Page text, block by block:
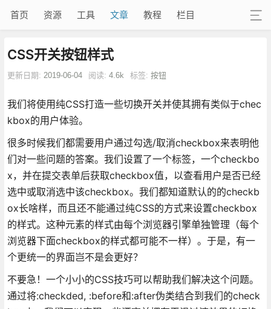
首页 资源 工具 文章 教程 栏目
CSS开关按钮样式
更新日期: 2019-06-04 阅读: 4.6k 标签: 按钮
我们将使用纯CSS打造一些切换开关并使其拥有类似于chec
kbox的用户体验。
很多时候我们都需要用户通过勾选/取消checkbox来表明他
们对一些问题的答案。我们设置了一个标签，一个checkbo
x，并在提交表单后获取checkbox值，以查看用户是否已经
选中或取消选中该checkbox。我们都知道默认的的checkb
ox长啥样，而且还不能通过纯CSS的方式来设置checkbox
的样式。这种元素的样式由每个浏览器引擎单独管理（每个
浏览器下面checkbox的样式都可能不一样）。于是，有一
个更统一的界面岂不是会更好？
不要急！一个小小的CSS技巧可以帮助我们解决这个问题。
通过将:checkded, :before和:after伪类结合到我们的check